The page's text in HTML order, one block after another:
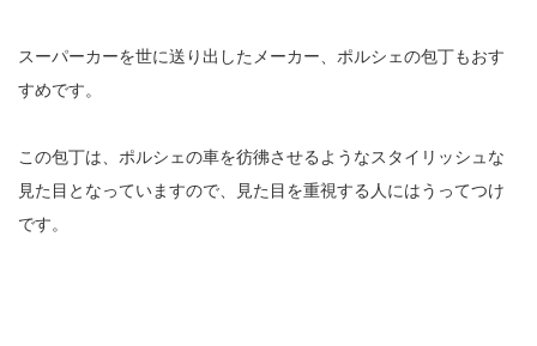
スーパーカーを世に送り出したメーカー、ポルシェの包丁もおす
すめです。
この包丁は、ポルシェの車を彷彿させるようなスタイリッシュな
見た目となっていますので、見た目を重視する人にはうってつけ
です。